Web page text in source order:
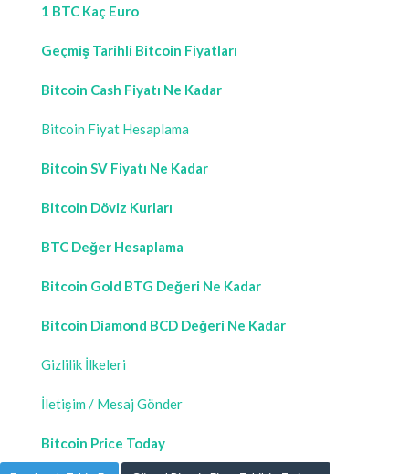
1 BTC Kaç Euro
Geçmiş Tarihli Bitcoin Fiyatları
Bitcoin Cash Fiyatı Ne Kadar
Bitcoin Fiyat Hesaplama
Bitcoin SV Fiyatı Ne Kadar
Bitcoin Döviz Kurları
BTC Değer Hesaplama
Bitcoin Gold BTG Değeri Ne Kadar
Bitcoin Diamond BCD Değeri Ne Kadar
Gizlilik İlkeleri
İletişim / Mesaj Gönder
Bitcoin Price Today